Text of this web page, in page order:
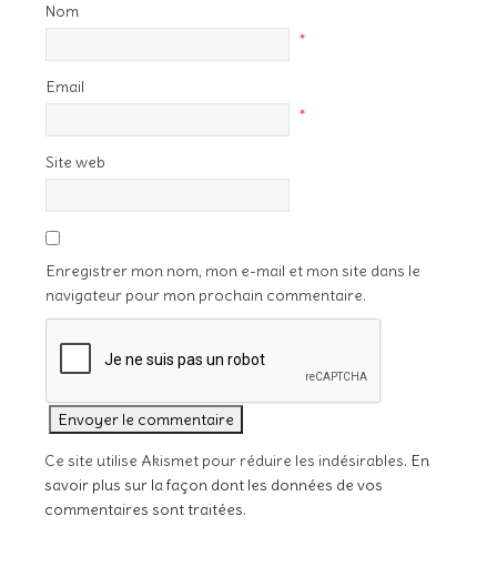
Nom
*
Email
*
Site web
Enregistrer mon nom, mon e-mail et mon site dans le
navigateur pour mon prochain commentaire.
Ce site utilise Akismet pour réduire les indésirables. En
savoir plus sur la façon dont les données de vos
commentaires sont traitées.